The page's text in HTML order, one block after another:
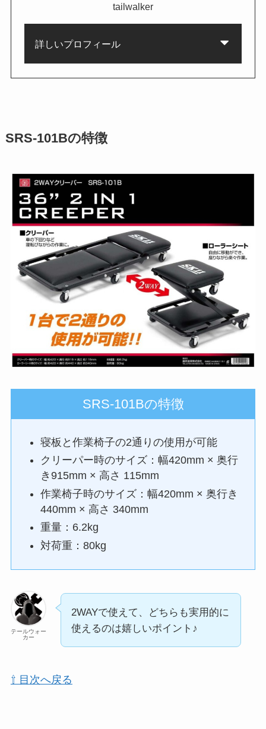
tailwalker
詳しいプロフィール
SRS-101Bの特徴
SRS-101Bの特徴
寝板と作業椅子の2通りの使用が可能
クリーパー時のサイズ：幅420mm × 奥行
き915mm × 高さ 115mm
作業椅子時のサイズ：幅420mm × 奥行き
440mm × 高さ 340mm
重量：6.2kg
対荷重：80kg
テールウォー
カー
2WAYで使えて、どちらも実用的に
使えるのは嬉しいポイント♪
⇧ 目次へ戻る